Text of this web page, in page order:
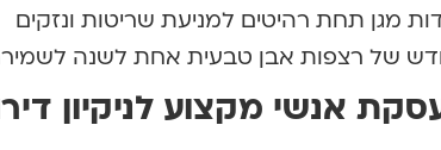
מגן תחת רהיטים למניעת שריטות ונזקים
של רצפות אבן טבעית אחת לשנה
אנשי מקצוע לניקיון